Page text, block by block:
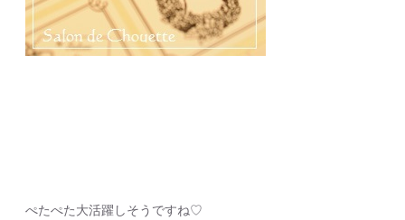
ぺたぺた大活躍しそうですね♡